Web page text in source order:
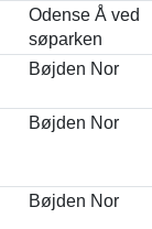
Odense Å ved
søparken
Bøjden Nor
Bøjden Nor
Bøjden Nor